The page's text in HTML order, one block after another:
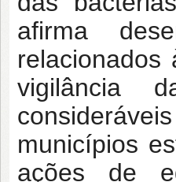
afirma
vigilância
municípios
ações de